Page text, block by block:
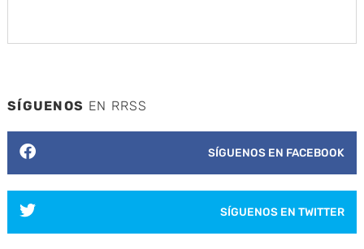
SÍGUENOS EN RRSS
SÍGUENOS EN FACEBOOK
SÍGUENOS EN TWITTER